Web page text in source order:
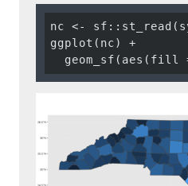
nc <-
ggplot(nc) +
geom_sf(aes(fill